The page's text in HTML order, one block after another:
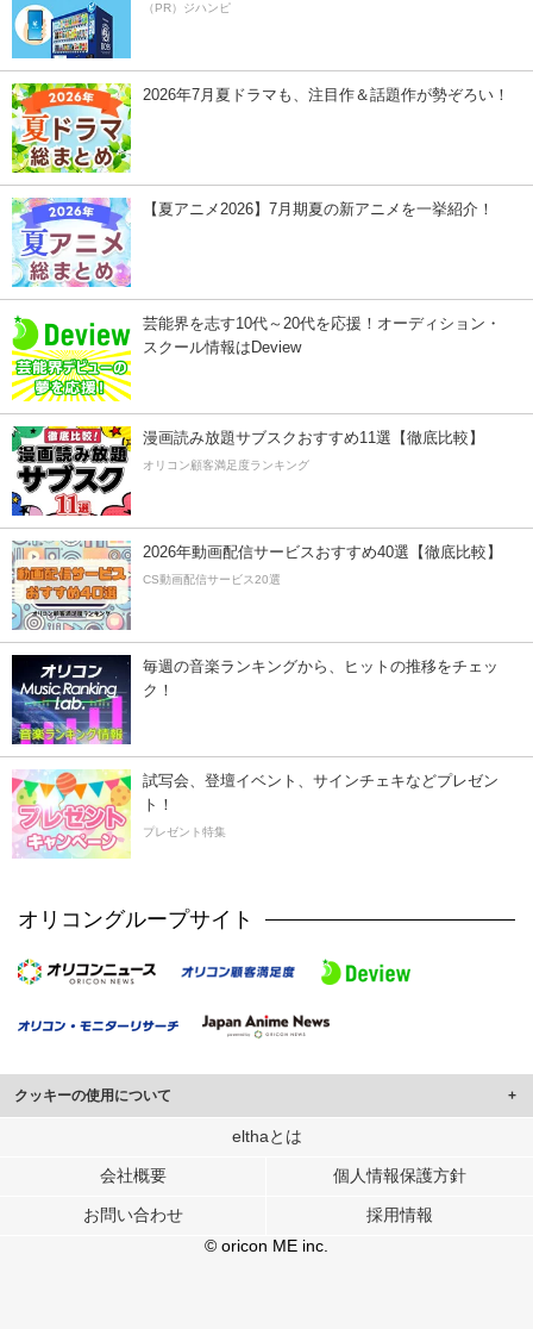
（PR）ジハンピ
2026年7月夏ドラマも、注目作＆話題作が勢ぞろい！
【夏アニメ2026】7月期夏の新アニメを一挙紹介！
芸能界を志す10代～20代を応援！オーディション・
スクール情報はDeview
漫画読み放題サブスクおすすめ11選【徹底比較】
オリコン顧客満足度ランキング
2026年動画配信サービスおすすめ40選【徹底比較】
CS動画配信サービス20選
毎週の音楽ランキングから、ヒットの推移をチェッ
ク！
試写会、登壇イベント、サインチェキなどプレゼン
ト！
プレゼント特集
オリコングループサイト
クッキーの使用について
このサイトでは Cookie を使用して、ユーザーに合わせたコンテンツや広告の
行っています。
メディアや広告配信、データ解析の各パートナーに提供しています。
各パートナーは、この情報とユーザーが各パートナーに提供した他の情報や、
ユーザーが各パートナーのサービスを使用したときに収集した他の情報を組み
elthaとは
会社概要 個人情報保護方針
お問い合わせ
採用情報
© oricon ME inc.